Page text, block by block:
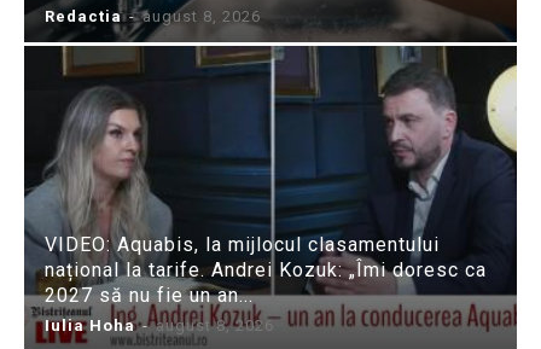
Redactia - august 8, 2026
VIDEO: Aquabis, la mijlocul clasamentului
național la tarife. Andrei Kozuk: „Îmi doresc ca
2027 să nu fie un an...
Iulia Hoha - august 8, 2026